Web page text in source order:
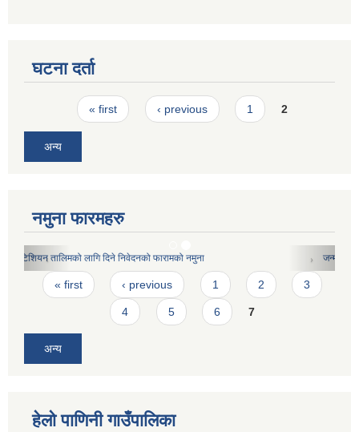
घटना दर्ता
Pages« first ‹ previous 1 2
अन्य
नमुना फारमहरु
जन्मदर्ता प्रमाणपत्रको ढाचा
Pages
« first ‹ previous 1 2 3
4 5 6 7
अन्य
हेलो पाणिनी गाउँपालिका